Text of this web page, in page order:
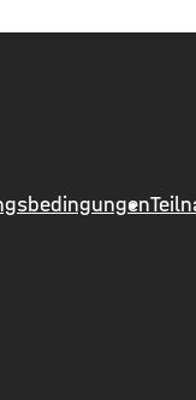
Busverkehr
jetzt Lob,